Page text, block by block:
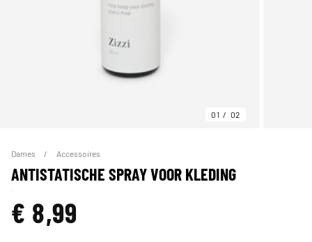
01 02
Dames Accessoires
ANTISTATISCHE SPRAY VOOR KLEDING
€ 8,99